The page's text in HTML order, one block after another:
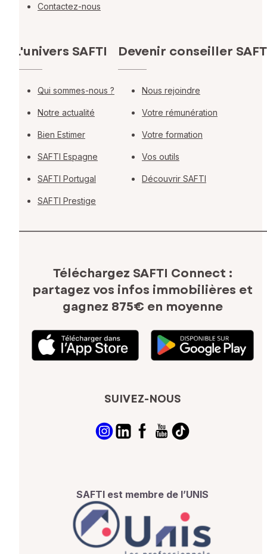
Contactez-nous
L'univers SAFTI
Qui sommes-nous ?
Notre actualité
Bien Estimer
SAFTI Espagne
SAFTI Portugal
SAFTI Prestige
Devenir conseiller
Nous rejoindre
Votre rémunération
Votre formation
Vos outils
Découvrir SAFTI
Téléchargez SAFTI Connect :
partagez vos infos immobilières et
gagnez 875€ en moyenne
SUIVEZ-NOUS
SAFTI est membre de l’UNIS